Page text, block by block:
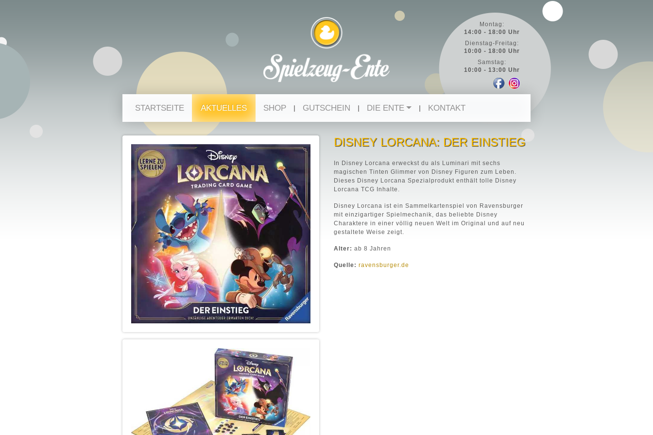
Montag:
14:00 - 18:00 Uhr
Dienstag-Freitag:
10:00 - 18:00 Uhr
Samstag:
10:00 - 13:00 Uhr
STARTSEITE AKTUELLES SHOP GUTSCHEIN DIE ENTE KONTAKT
DISNEY LORCANA: DER EINSTIEG
In Disney Lorcana erweckst du als Luminari mit sechs
magischen Tinten Glimmer von Disney Figuren zum Leben.
Dieses Disney Lorcana Spezialprodukt enthält tolle Disney
Lorcana TCG Inhalte.
Disney Lorcana ist ein Sammelkartenspiel von Ravensburger
mit einzigartiger Spielmechanik, das beliebte Disney
Charaktere in einer völlig neuen Welt im Original und auf neu
gestaltete Weise zeigt.
Alter: ab 8 Jahren
Quelle: ravensburger.de